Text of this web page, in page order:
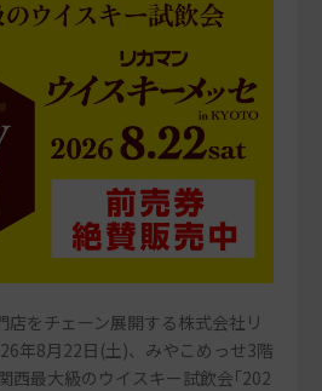
をチェーン展開する株式会社リ
年8月22日(土)、みやこめっせ3階
西最大級のウイスキー試飲会｢202